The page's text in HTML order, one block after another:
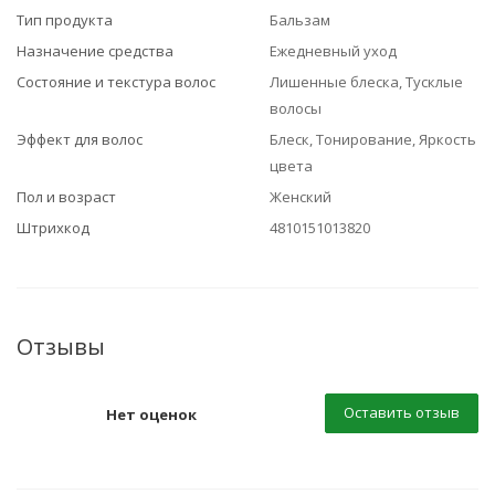
Тип продукта
Бальзам
Назначение средства
Ежедневный уход
Состояние и текстура волос
Лишенные блеска, Тусклые
волосы
Эффект для волос
Блеск, Тонирование, Яркость
цвета
Пол и возраст
Женский
Штрихкод
4810151013820
Отзывы
Нет оценок Оставить отзыв